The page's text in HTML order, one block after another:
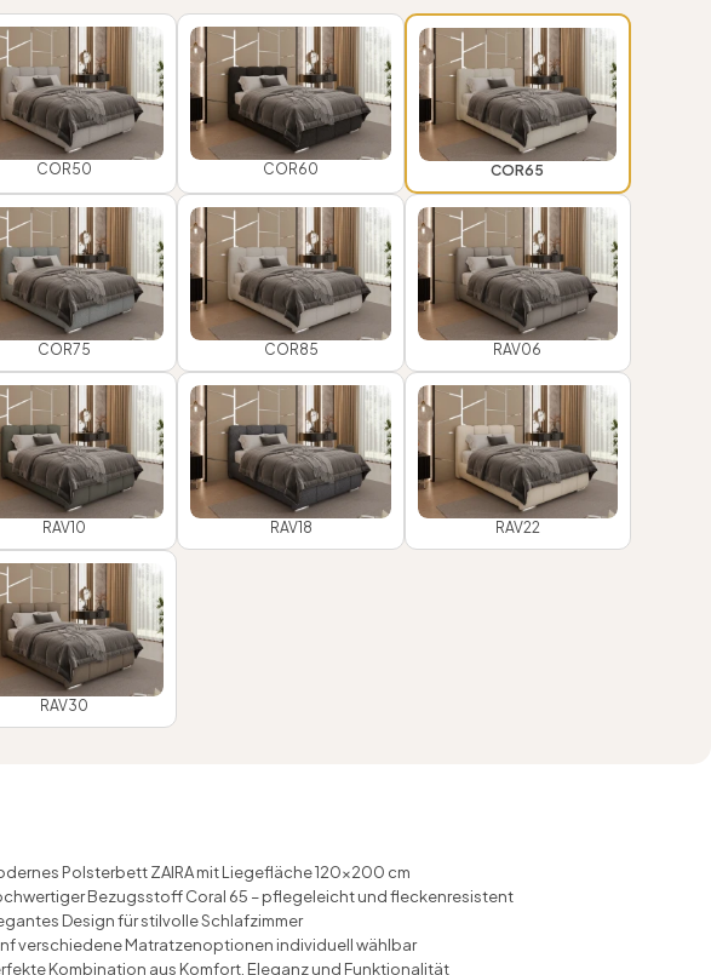
COR50 COR60 COR65
COR75 COR85 RAV06
RAV10 RAV18 RAV22
RAV30
Polsterbett ZAIRA mit Liegefläche 120x200 cm
Bezugsstoff Coral 65 – pflegeleicht und fleckenresistent
Design für stilvolle Schlafzimmer
verschiedene Matratzenoptionen individuell wählbar
Kombination aus Komfort, Eleganz und Funktionalität